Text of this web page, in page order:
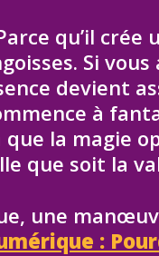
qu’il crée
Si
devient
à
que la magie
que soit la
une
: